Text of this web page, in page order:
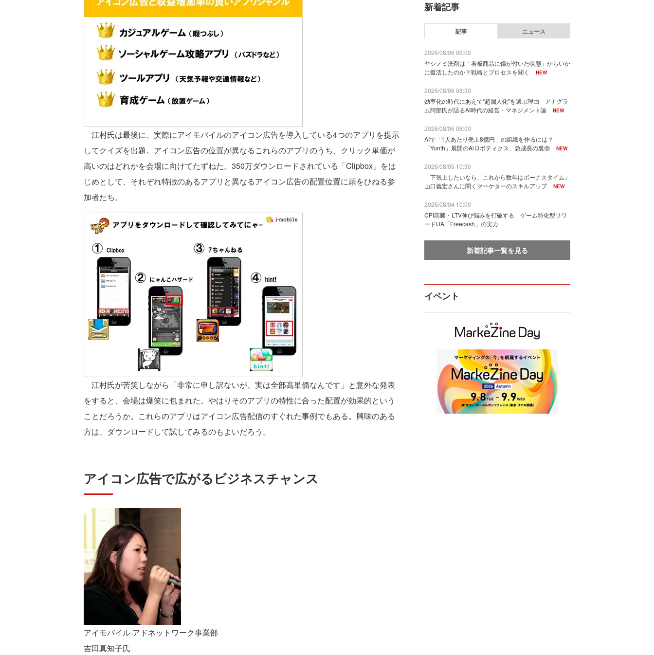
江村氏は最後に、実際にアイモバイルのアイコン広告を導入している4つのアプリを提示
してクイズを出題。アイコン広告の位置が異なるこれらのアプリのうち、クリック単価が
高いのはどれかを会場に向けてたずねた。350万ダウンロードされている「Clipbox」をは
じめとして、それぞれ特徴のあるアプリと異なるアイコン広告の配置位置に頭をひねる参
加者たち。
江村氏が苦笑しながら「非常に申し訳ないが、実は全部高単価なんです」と意外な発表
をすると、会場は爆笑に包まれた。やはりそのアプリの特性に合った配置が効果的という
ことだろうか。これらのアプリはアイコン広告配信のすぐれた事例でもある。興味のある
方は、ダウンロードして試してみるのもよいだろう。
アイコン広告で広がるビジネスチャンス
アイモバイル アドネットワーク事業部
吉田真知子氏
新着記事
記事 ニュース
2026/08/06 09:00
ヤシノミ洗剤は「看板商品に傷が付いた状態」からいか
に復活したのか？戦略とプロセスを聞く
NEW
2026/08/06 08:30
効率化の時代にあえて“超属人化”を選ぶ理由 アナグラ
ム阿部氏が語るAI時代の経営・マネジメント論
NEW
2026/08/06 08:00
AIで「1人あたり売上8億円」の組織を作るには？
「Yunth」展開のAiロボティクス、急成長の裏側
NEW
2026/08/05 10:30
「下剋上したいなら、これから数年はボーナスタイム」
山口義宏さんに聞くマーケターのスキルアップ
NEW
2026/08/04 10:00
CPI高騰・LTV伸び悩みを打破する ゲーム特化型リワ
ードUA「Freecash」の実力
新着記事一覧を見る
イベント